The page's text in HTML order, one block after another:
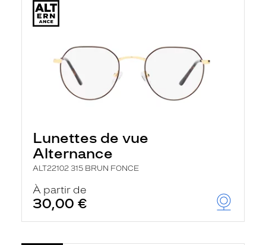
Lunettes de vue
Alternance
ALT22102 315 BRUN FONCE
À partir de
30,00 €